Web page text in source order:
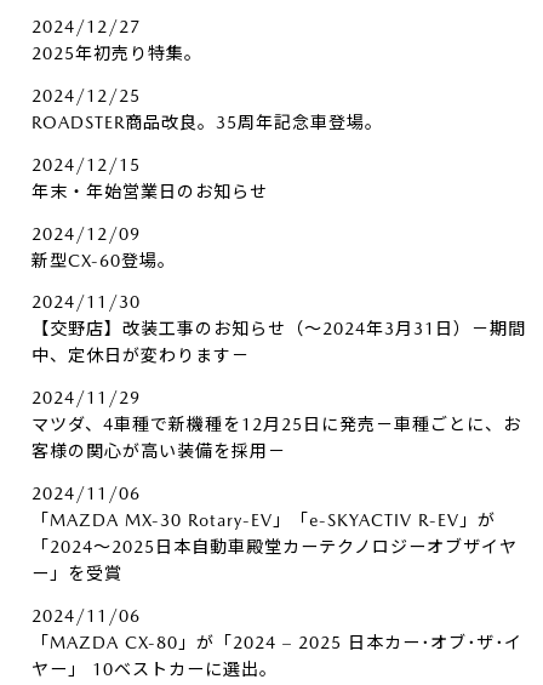
2024/12/27
2025年初売り特集。
2024/12/25
ROADSTER商品改良。35周年記念車登場。
2024/12/15
年末・年始営業日のお知らせ
2024/12/09
新型CX-60登場。
2024/11/30
【交野店】改装工事のお知らせ（～2024年3月31日）－期間
中、定休日が変わります－
2024/11/29
マツダ、4車種で新機種を12月25日に発売－車種ごとに、お
客様の関心が高い装備を採用－
2024/11/06
「MAZDA MX-30 Rotary-EV」「e-SKYACTIV R-EV」が
「2024～2025日本自動車殿堂カーテクノロジーオブザイヤ
ー」を受賞
2024/11/06
「MAZDA CX-80」が「2024 – 2025 日本カー･オブ･ザ･イ
ヤー」 10ベストカーに選出。